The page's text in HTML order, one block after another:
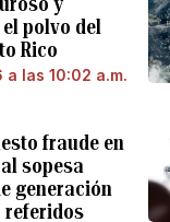
polvo del
Rico
las 10:02 a.m.
fraude en
sopesa
generación
referidos